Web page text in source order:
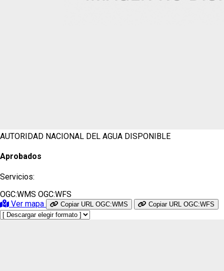
AUTORIDAD NACIONAL DEL AGUA DISPONIBLE
Aprobados
Servicios:
OGC:WMS OGC:WFS
Ver mapa
Copiar URL OGC:WMS Copiar URL OGC:WFS